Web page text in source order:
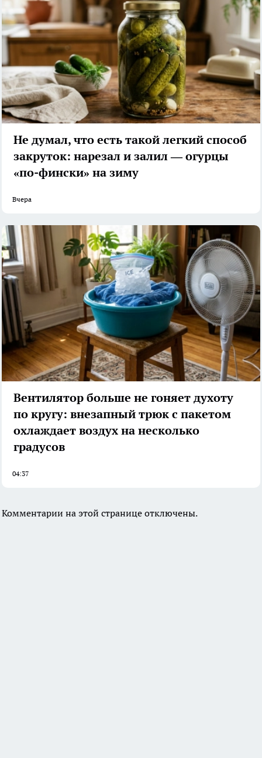
Не думал, что есть такой легкий способ
закруток: нарезал и залил — огурцы
«по-фински» на зиму
Вчера
Вентилятор больше не гоняет духоту
по кругу: внезапный трюк с пакетом
охлаждает воздух на несколько
градусов
04:37
Комментарии на этой странице отключены.